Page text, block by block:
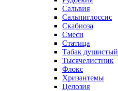
Сальвия
Сальпиглоссис
Скабиоза
Смеси
Статица
Табак душистый
Тысячелистник
Флокс
Хризантемы
Целозия